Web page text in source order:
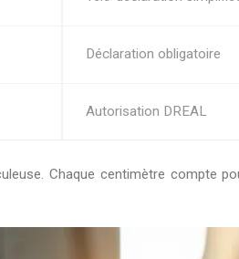
Déclaration obligatoire
Autorisation DREAL
Chaque centimètre compte